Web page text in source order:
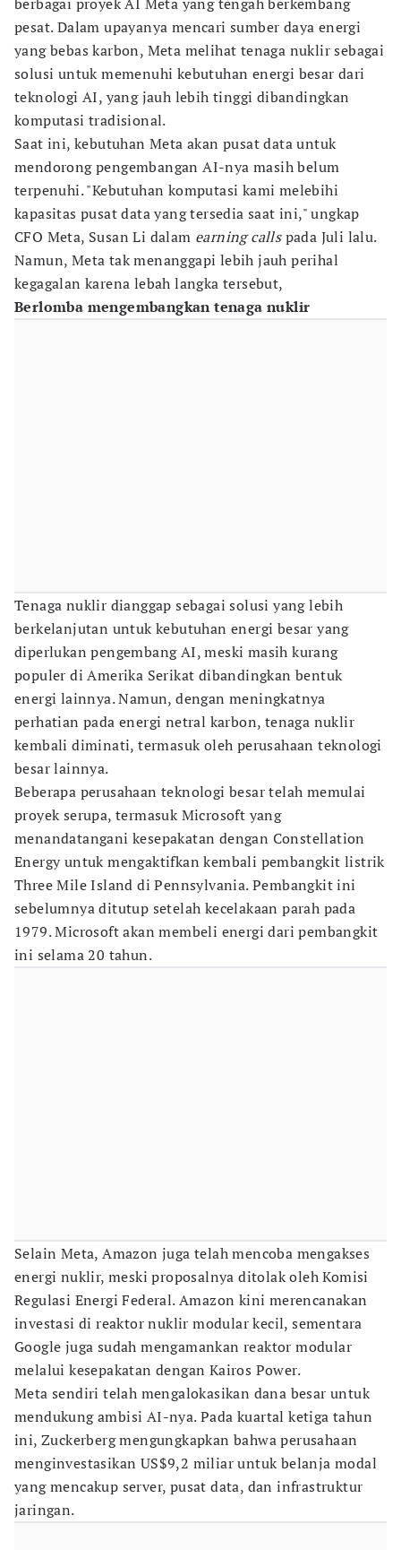
pesat. Dalam upayanya mencari sumber daya energi
yang bebas karbon, Meta melihat tenaga nuklir sebagai
solusi untuk memenuhi kebutuhan energi besar dari
teknologi AI, yang jauh lebih tinggi dibandingkan
komputasi tradisional.
Saat ini, kebutuhan Meta akan pusat data untuk
mendorong pengembangan AI-nya masih belum
terpenuhi. "Kebutuhan komputasi kami melebihi
kapasitas pusat data yang tersedia saat ini," ungkap
CFO Meta, Susan Li dalam earning callspada Juli lalu.
Namun, Meta tak menanggapi lebih jauh perihal
kegagalan karena lebah langka tersebut,
Berlomba mengembangkan tenaga nuklir
Tenaga nuklir dianggap sebagai solusi yang lebih
berkelanjutan untuk kebutuhan energi besar yang
diperlukan pengembang AI, meski masih kurang
populer di Amerika Serikat dibandingkan bentuk
energi lainnya. Namun, dengan meningkatnya
perhatian pada energi netral karbon, tenaga nuklir
kembali diminati, termasuk oleh perusahaan teknologi
besar lainnya.
Beberapa perusahaan teknologi besar telah memulai
proyek serupa, termasuk Microsoft yang
menandatangani kesepakatan dengan Constellation
Energy untuk mengaktifkan kembali pembangkit listrik
Three Mile Island di Pennsylvania. Pembangkit ini
sebelumnya ditutup setelah kecelakaan parah pada
1979. Microsoft akan membeli energi dari pembangkit
ini selama 20 tahun.
Selain Meta, Amazon juga telah mencoba mengakses
energi nuklir, meski proposalnya ditolak oleh Komisi
Regulasi Energi Federal. Amazon kini merencanakan
investasi di reaktor nuklir modular kecil, sementara
Google juga sudah mengamankan reaktor modular
melalui kesepakatan dengan Kairos Power.
Meta sendiri telah mengalokasikan dana besar untuk
mendukung ambisi AI-nya. Pada kuartal ketiga tahun
ini, Zuckerberg mengungkapkan bahwa perusahaan
menginvestasikan US$9,2 miliar untuk belanja modal
yang mencakup server, pusat data, dan infrastruktur
jaringan.